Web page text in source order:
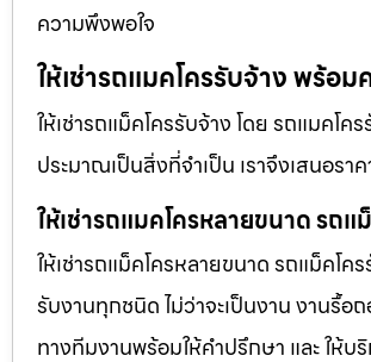
ความพึงพอใจ
ให้เช่ารถแมคโครรับจ้าง พร้อ
ให้เช่ารถแม็คโครรับจ้าง โดย รถแมค
ประมาณเป็นสิ่งที่จำเป็น เราจึงเสนอร
ให้เช่ารถแมคโครหลายขนาด รถแ
ให้เช่ารถแม็คโครหลายขนาด รถแม็คโ
รับงานทุกชนิด ไม่ว่าจะเป็นงาน งานรื้
ทางทีมงานพร้อมให้คำปรึกษา และ ให้บ